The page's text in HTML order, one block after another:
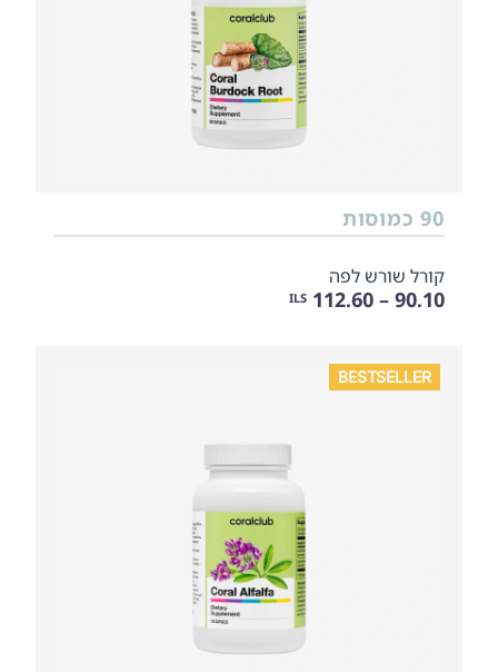
90 כמוסות
קורל שורש לפה
90.10 – 112.60
ILS
BESTSELLER